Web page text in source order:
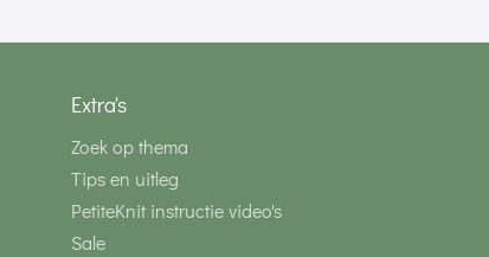
Extra's
Zoek op thema
Tips en uitleg
PetiteKnit instructie video's
Sale